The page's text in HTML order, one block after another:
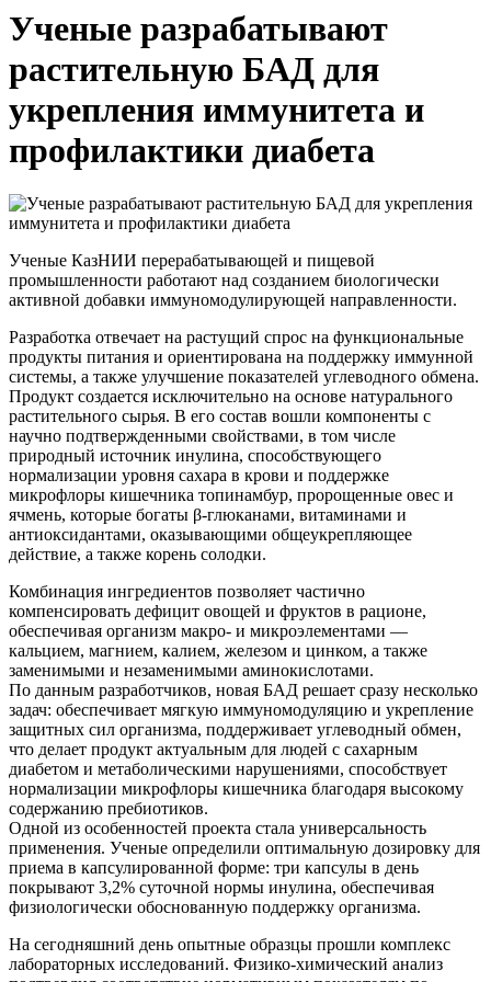
Ученые разрабатывают
растительную БАД для
укрепления иммунитета и
профилактики диабета
Ученые КазНИИ перерабатывающей и пищевой
промышленности работают над созданием биологически
активной добавки иммуномодулирующей направленности.
Разработка отвечает на растущий спрос на функциональные
продукты питания и ориентирована на поддержку иммунной
системы, а также улучшение показателей углеводного обмена.
Продукт создается исключительно на основе натурального
растительного сырья. В его состав вошли компоненты с
научно подтвержденными свойствами, в том числе
природный источник инулина, способствующего
нормализации уровня сахара в крови и поддержке
микрофлоры кишечника топинамбур, пророщенные овес и
ячмень, которые богаты β-глюканами, витаминами и
антиоксидантами, оказывающими общеукрепляющее
действие, а также корень солодки.
Комбинация ингредиентов позволяет частично
компенсировать дефицит овощей и фруктов в рационе,
обеспечивая организм макро- и микроэлементами —
кальцием, магнием, калием, железом и цинком, а также
заменимыми и незаменимыми аминокислотами.
По данным разработчиков, новая БАД решает сразу несколько
задач: обеспечивает мягкую иммуномодуляцию и укрепление
защитных сил организма, поддерживает углеводный обмен,
что делает продукт актуальным для людей с сахарным
диабетом и метаболическими нарушениями, способствует
нормализации микрофлоры кишечника благодаря высокому
содержанию пребиотиков.
Одной из особенностей проекта стала универсальность
применения. Ученые определили оптимальную дозировку для
приема в капсулированной форме: три капсулы в день
покрывают 3,2% суточной нормы инулина, обеспечивая
физиологически обоснованную поддержку организма.
На сегодняшний день опытные образцы прошли комплекс
лабораторных исследований. Физико-химический анализ